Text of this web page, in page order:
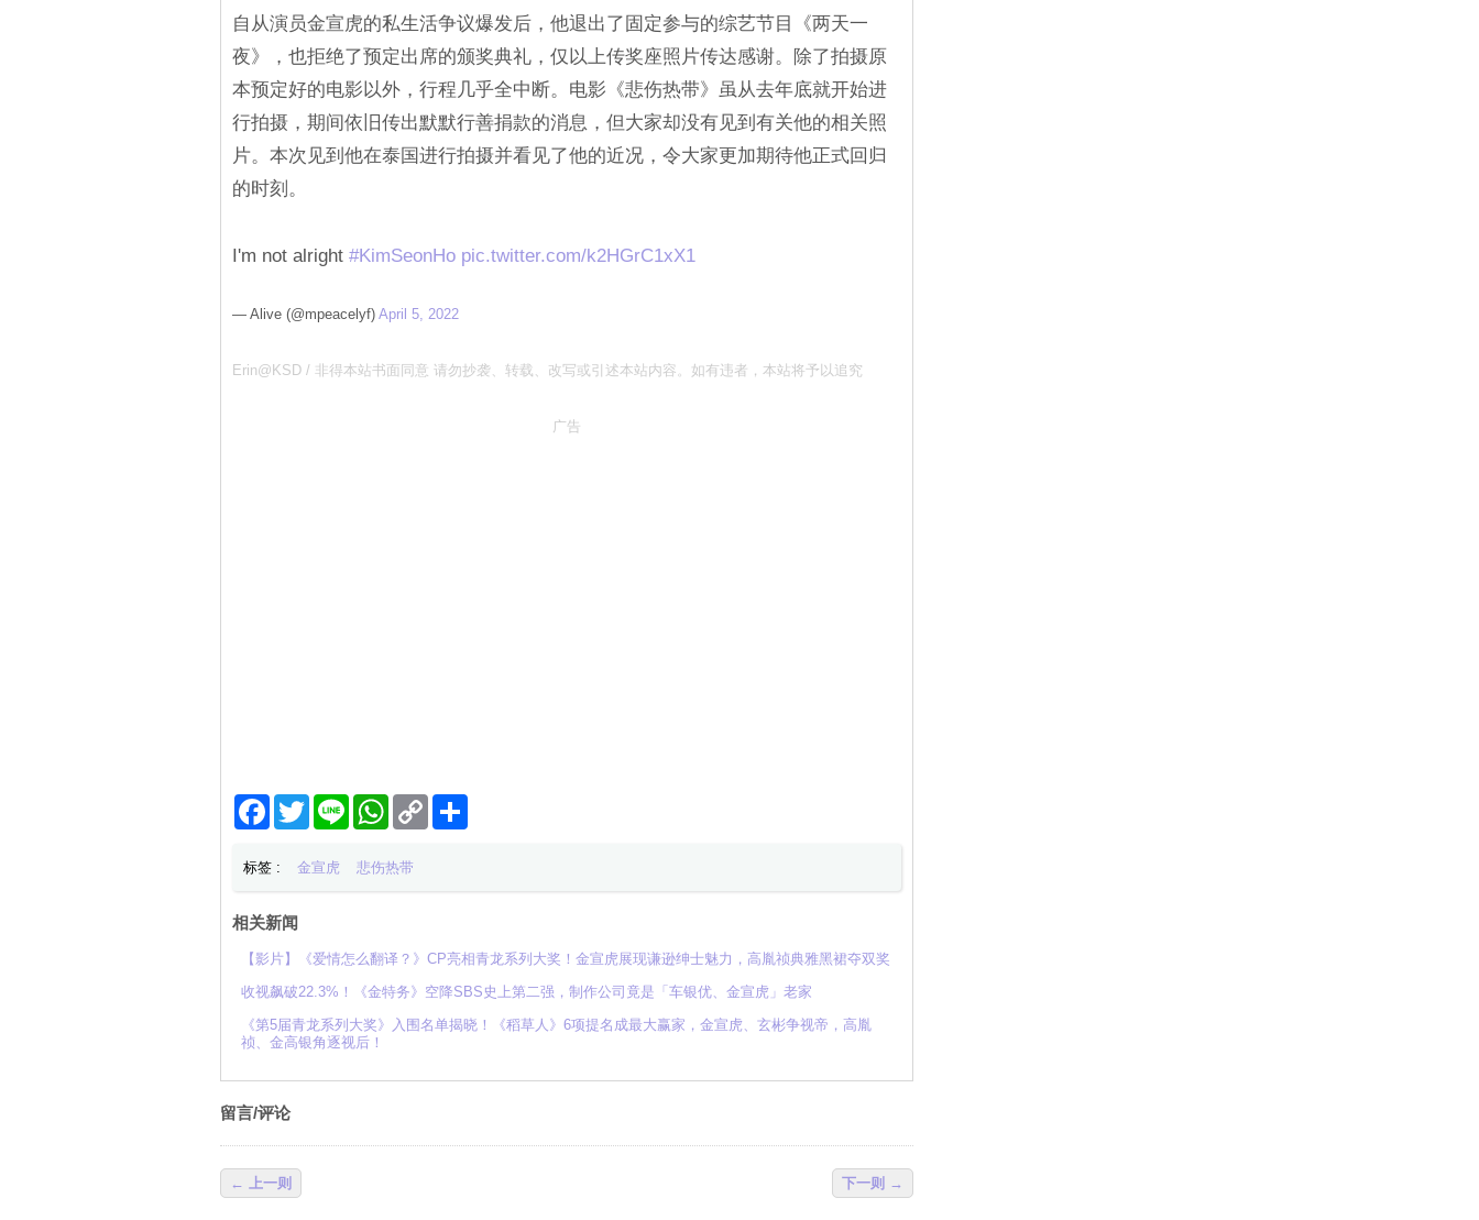
自从演员金宣虎的私生活争议爆发后，他退出了固定参与的综艺节目《两天一
夜》，也拒绝了预定出席的颁奖典礼，仅以上传奖座照片传达感谢。除了拍摄原
本预定好的电影以外，行程几乎全中断。电影《悲伤热带》虽从去年底就开始进
行拍摄，期间依旧传出默默行善捐款的消息，但大家却没有见到有关他的相关照
片。本次见到他在泰国进行拍摄并看见了他的近况，令大家更加期待他正式回归
的时刻。
I'm not alright #KimSeonHo pic.twitter.com/k2HGrC1xX1
— Alive (@mpeacelyf) April 5, 2022
Erin@KSD / 非得本站书面同意 请勿抄袭、转载、改写或引述本站内容。如有违者，本站将予以追究
广告
Facebook
TwitterLine WhatsApp
Copy
Link
分
标签 : 金宣虎 悲伤热带
相关新闻
【影片】《爱情怎么翻译？》CP亮相青龙系列大奖！金宣虎展现谦逊绅士魅力，高胤祯典雅黑裙夺双奖
收视飙破22.3%！《金特务》空降SBS史上第二强，制作公司竟是「车银优、金宣虎」老家
《第5届青龙系列大奖》入围名单揭晓！《稻草人》6项提名成最大赢家，金宣虎、玄彬争视帝，高胤
祯、金高银角逐视后！
留言/评论
← 上一则 下一则 →